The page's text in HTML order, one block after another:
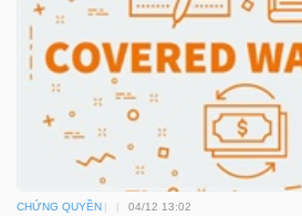
CHỨNG QUYỀN 04/12 13:02
CÔNG
CỤ
ĐẦU
TRUY